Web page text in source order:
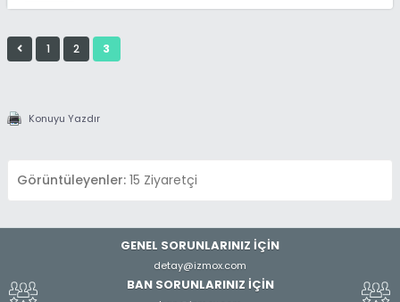
1 2 3
Konuyu Yazdır
Görüntüleyenler: 15 Ziyaretçi
GENEL SORUNLARINIZ İÇİN
detay@izmox.com
BAN SORUNLARINIZ İÇİN